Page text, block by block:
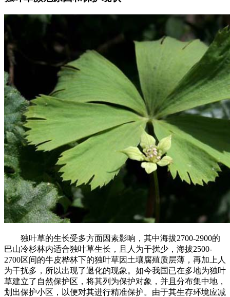
独叶草的生长受多方面因素影响，其中海拔2700-2900的
巴山冷杉林内适合独叶草生长，且人为干扰少，海拔2500-
2700区间的牛皮桦林下的独叶草因土壤腐殖质层薄，再加上人
为干扰多，所以出现了退化的现象。如今我国已在多地为独叶
草建立了自然保护区，将其列为保护对象，并且分布集中地，
划出保护小区，以便对其进行精准保护。由于其生存环境应减